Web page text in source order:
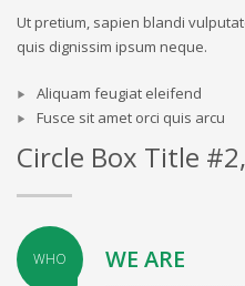
Ut pretium, sapien blandi
quis dignissim ipsum neque.
Aliquam feugiat eleifend
Fusce sit amet orci quis arcu
Circle Box Title
WHO WE ARE